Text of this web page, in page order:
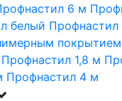
6 м
белый Профнастил
Профнастил 1,8 м
Профнастил 4 м